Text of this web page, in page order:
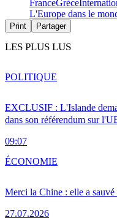
FranceGrèce
L'Europe dans le
Print Partager
LES PLUS LUS
EXCLUSIF : L'Islande
dans son référendum sur
09:07
POLITIQUE
Merci la Chine : elle a
27.07.2026
ÉCONOMIE